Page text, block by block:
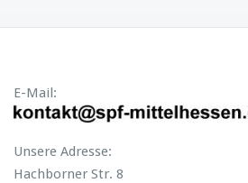
E-Mail:
Unsere Adresse:
Hachborner Str. 8